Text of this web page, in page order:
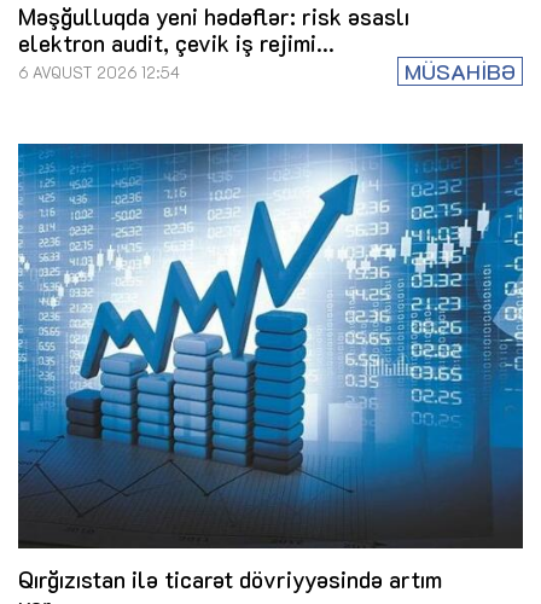
Məşğulluqda yeni hədəflər: risk əsaslı
elektron audit, çevik iş rejimi...
MÜSAHİBƏ
6 AVQUST 2026 12:54
Qırğızıstan ilə ticarət dövriyyəsində artım